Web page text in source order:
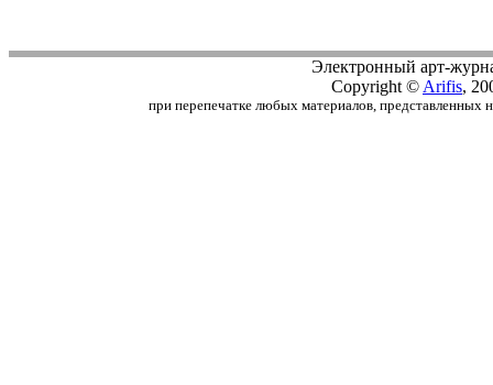
Электронный арт-
Copyright © Arifis,
при перепечатке любых материалов, представленных